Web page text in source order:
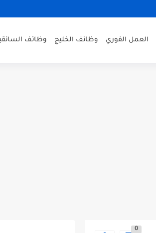
العمل الفوري وظائف الخليج وظائف
0